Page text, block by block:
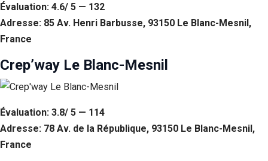
Évaluation: 4.6/ 5 — 132
Adresse: 85 Av. Henri Barbusse, 93150 Le Blanc-Mesnil,
France
Crep’way Le Blanc-Mesnil
Évaluation: 3.8/ 5 — 114
Adresse: 78 Av. de la République, 93150 Le Blanc-Mesnil,
France